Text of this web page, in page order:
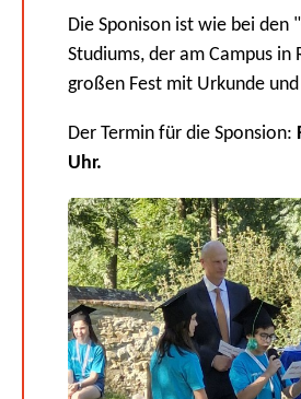
Die Sponison ist wie bei den
Studiums, der am Campus
großen Fest mit Urkunde
Der Termin für die Sponsion:
Uhr.